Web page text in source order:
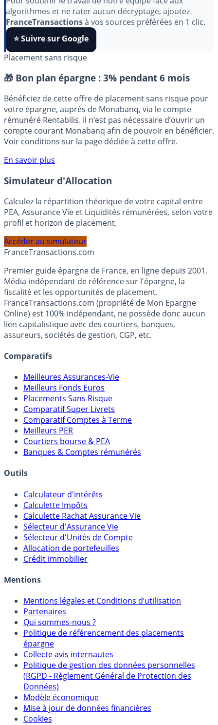
algorithmes et ne rater aucun décryptage, ajoutez
FranceTransactionsà vos sources préférées en 1 clic.
⭐️ Suivre sur Google
Placement sans risque
🎁 Bon plan épargne : 3% pendant 6 mois
Bénéficiez de cette offre de placement sans risque pour
votre épargne, auprès de Monabanq, via le compte
rémunéré Rentabilis. Il n’est pas nécessaire d’ouvrir un
compte courant Monabanq afin de pouvoir en bénéficier.
Voir conditions sur la page dédiée à cette offre.
En savoir plus
Simulateur d'Allocation
Calculez la répartition théorique de votre capital entre
PEA, Assurance Vie et Liquidités rémunérées, selon votre
profil et horizon de placement.
Accéder au simulateur
FranceTransactions.com
Premier guide épargne de France, en ligne depuis 2001.
Média indépendant de référence sur l'épargne, la
fiscalité et les opportunités de placement.
FranceTransactions.com (propriété de Mon Epargne
Online) est 100% indépendant, ne possède donc aucun
lien capitalistique avec des courtiers, banques,
assureurs, sociétés de gestion, CGP, etc.
Comparatifs
Meilleures Assurances-Vie
Meilleurs Fonds Euros
Placements Sans Risque
Comparatif Super Livrets
Comparatif Comptes à Terme
Meilleurs PER
Courtiers bourse & PEA
Banques & Comptes rémunérés
Outils
Calculateur d'intérêts
Calculette Impôts
Calculette Rachat Assurance Vie
Sélecteur d'Assurance Vie
Sélecteur d'Unités de Compte
Allocation de portefeuilles
Crédit immobilier
Mentions
Mentions légales et Conditions d’utilisation
Partenaires
Qui sommes-nous ?
Politique de référencement des placements
épargne
Collecte avis internautes
Politique de gestion des données personnelles
(RGPD - Règlement Général de Protection des
Données)
Modèle économique
Mise à jour de données financières
Cookies